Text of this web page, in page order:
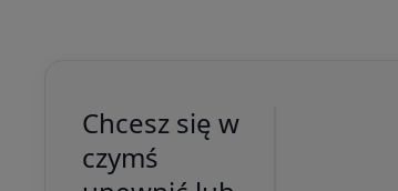
Chcesz się w
czymś